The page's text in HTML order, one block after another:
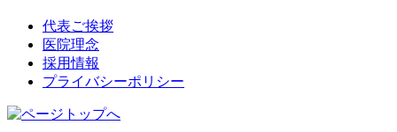
代表ご挨拶
医院理念
採用情報
プライバシーポリシー